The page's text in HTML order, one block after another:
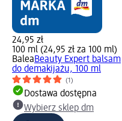
24,95 zł
100 ml (24,95 zł za 100 ml)
BaleaBeauty Expert balsam
do demakijażu, 100 ml
(1)
Dostawa dostępna
Wybierz sklep dm